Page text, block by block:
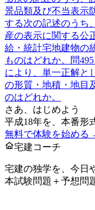
景品類及び不当表示
する次の記述のうち
産の表示に関する公
給・統計宅地建物の
ものはどれか。
問49
により、単一正解と
の形質・地積・地目
のはどれか。
さあ、はじめよう
平成18年を、本番形
無料で体験を始める
宅建コーチ
宅建の独学を、今日
本試験問題＋予想問